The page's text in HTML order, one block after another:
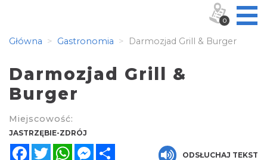
Główna Gastronomia Darmozjad Grill & Burger
Darmozjad Grill &
Burger
Miejscowość:
JASTRZĘBIE-ZDRÓJ
FacebookTwitterWhatsAppMessenger
ODSŁUCHAJ TEKST
0